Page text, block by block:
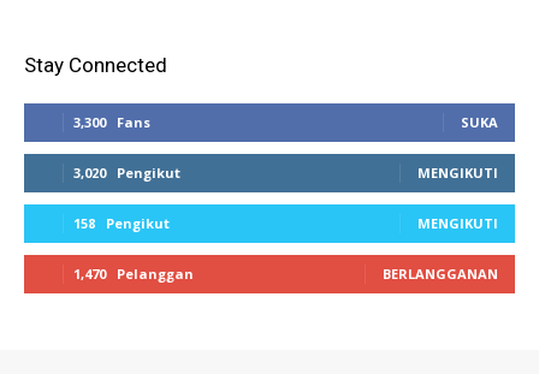
Stay Connected
3,300 Fans SUKA
3,020 Pengikut MENGIKUTI
158 Pengikut MENGIKUTI
1,470 Pelanggan BERLANGGANAN